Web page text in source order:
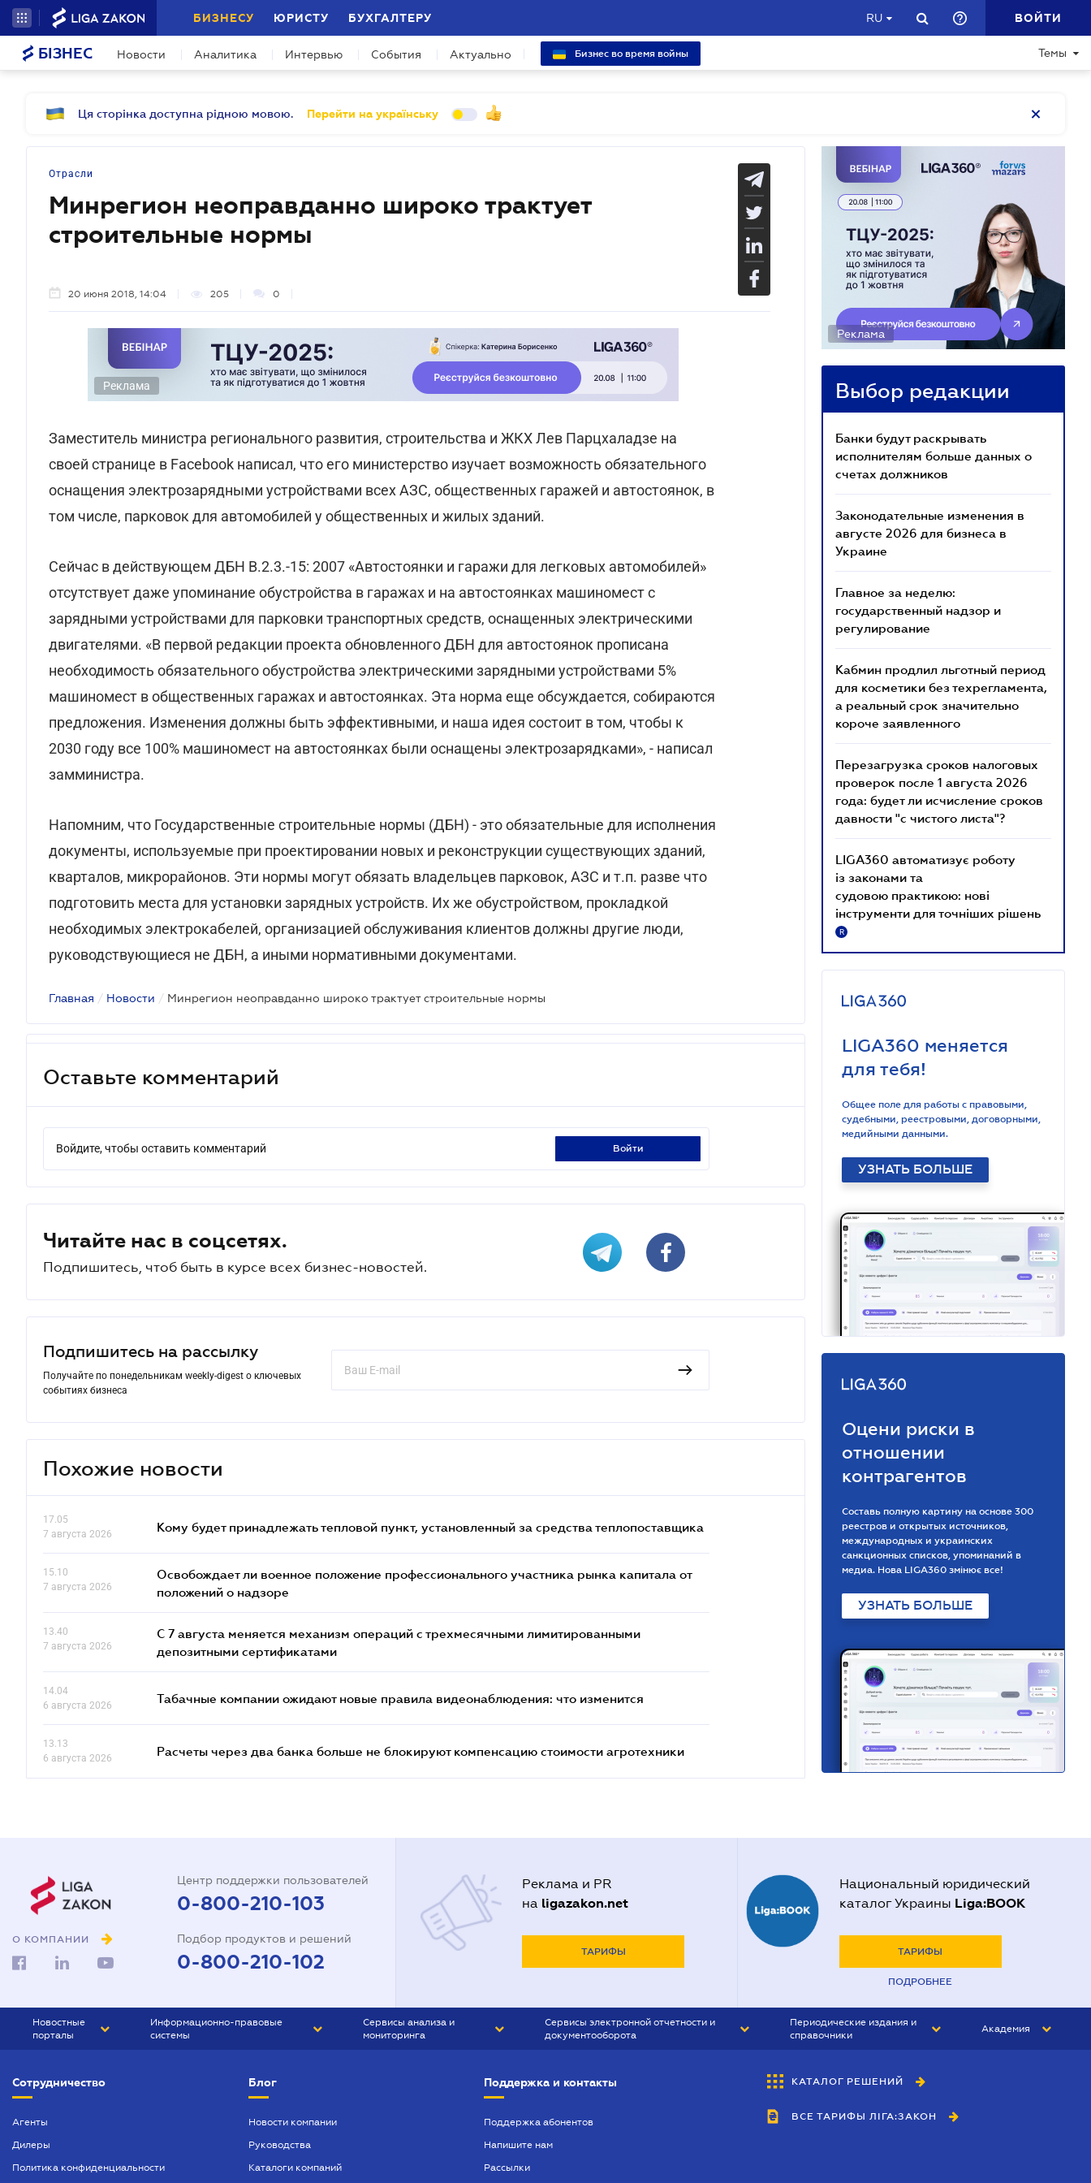
БИЗНЕСУ ЮРИСТУ БУХГАЛТЕРУ RU ВОЙТИ
БІЗНЕС Новости Аналитика Интервью События Актуально Бизнес во время войны Темы
Ця сторінка доступна рідною мовою. Перейти на українську
Отрасли
Минрегион неоправданно широко трактует
строительные нормы
20 июня 2018, 14:04 205 0
Реклама
Заместитель министра регионального развития, строительства и ЖКХ Лев Парцхаладзе на
своей странице в Facebook написал, что его министерство изучает возможность обязательного
оснащения электрозарядными устройствами всех АЗС, общественных гаражей и автостоянок, в
том числе, парковок для автомобилей у общественных и жилых зданий.
Сейчас в действующем ДБН В.2.3.-15: 2007 «Автостоянки и гаражи для легковых автомобилей»
отсутствует даже упоминание обустройства в гаражах и на автостоянках машиномест с
зарядными устройствами для парковки транспортных средств, оснащенных электрическими
двигателями. «В первой редакции проекта обновленного ДБН для автостоянок прописана
необходимость обязательного обустройства электрическими зарядными устройствами 5%
машиномест в общественных гаражах и автостоянках. Эта норма еще обсуждается, собираются
предложения. Изменения должны быть эффективными, и наша идея состоит в том, чтобы к
2030 году все 100% машиномест на автостоянках были оснащены электрозарядками», - написал
замминистра.
Напомним, что Государственные строительные нормы (ДБН) - это обязательные для исполнения
документы, используемые при проектировании новых и реконструкции существующих зданий,
кварталов, микрорайонов. Эти нормы могут обязать владельцев парковок, АЗС и т.п. разве что
подготовить места для установки зарядных устройств. Их же обустройством, прокладкой
необходимых электрокабелей, организацией обслуживания клиентов должны другие люди,
руководствующиеся не ДБН, а иными нормативными документами.
Главная / Новости / Минрегион неоправданно широко трактует строительные нормы
Оставьте комментарий
Войдите, чтобы оставить комментарий войти
Читайте нас в соцсетях.
Подпишитесь, чтоб быть в курсе всех бизнес-новостей.
Подпишитесь на рассылку
Получайте по понедельникам weekly-digest о ключевых
событиях бизнеса
Похожие новости
17.05
7 августа 2026
Кому будет принадлежать тепловой пункт, установленный за средства теплопоставщика
15.10
7 августа 2026
Освобождает ли военное положение профессионального участника рынка капитала от
положений о надзоре
13.40
7 августа 2026
С 7 августа меняется механизм операций с трехмесячными лимитированными
депозитными сертификатами
14.04
6 августа 2026
Табачные компании ожидают новые правила видеонаблюдения: что изменится
13.13
6 августа 2026
Расчеты через два банка больше не блокируют компенсацию стоимости агротехники
Реклама
Выбор редакции
Банки будут раскрывать
исполнителям больше данных о
счетах должников
Законодательные изменения в
августе 2026 для бизнеса в
Украине
Главное за неделю:
государственный надзор и
регулирование
Кабмин продлил льготный период
для косметики без техрегламента,
а реальный срок значительно
короче заявленного
Перезагрузка сроков налоговых
проверок после 1 августа 2026
года: будет ли исчисление сроков
давности "с чистого листа"?
LIGA360 автоматизує роботу
із законами та
судовою практикою: нові
інструменти для точніших рішень
R
LIGA360 меняется
для тебя!
Общее поле для работы с правовыми,
судебными, реестровыми, договорными,
медийными данными.
УЗНАТЬ БОЛЬШЕ
Оцени риски в
отношении
контрагентов
Составь полную картину на основе 300
реестров и открытых источников,
международных и украинских
санкционных списков, упоминаний в
медиа. Нова LIGA360 змінює все!
УЗНАТЬ БОЛЬШЕ
О КОМПАНИИ
Центр поддержки пользователей
0-800-210-103
Подбор продуктов и решений
0-800-210-102
Реклама и PR
на ligazakon.net
ТАРИФЫ
Национальный юридический
каталог Украины Liga:BOOK
ТАРИФЫ
ПОДРОБНЕЕ
Новостные
порталы
БИЗНЕС
Информационно-правовые
системы
БУХГАЛТЕР ПРОФ
ЮРИСТ ПРОФ
Сервисы анализа и
мониторинга
Сервисы электронной отчетности и
документооборота
Периодические издания и
справочники
БУХГАЛТЕР&ЗАКОН
ВЕСТНИК МСФО
Академия
Сотрудничество
Агенты
Дилеры
Политика конфиденциальности
Блог
Новости компании
Руководства
Каталоги компаний
Поддержка и контакты
Поддержка абонентов
Напишите нам
Рассылки
КАТАЛОГ РЕШЕНИЙ
ВСЕ ТАРИФЫ ЛІГА:ЗАКОН